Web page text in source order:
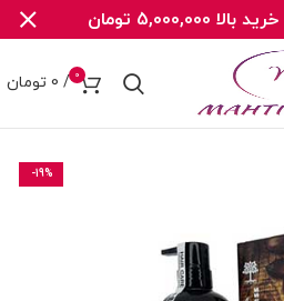
0
/
0 تومان
-19%
تومان